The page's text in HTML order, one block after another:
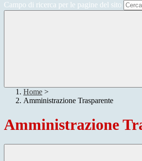
Campo di ricerca per le pagine del sito
Home >
Amministrazione Trasparente
Amministrazione